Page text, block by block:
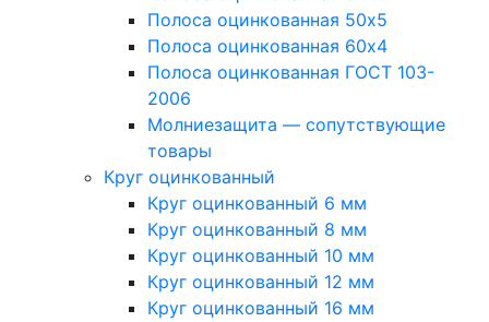
Полоса оцинкованная 50х5
Полоса оцинкованная 60х4
Полоса оцинкованная ГОСТ 103-
2006
Молниезащита — сопутствующие
товары
Круг оцинкованный
Круг оцинкованный 6 мм
Круг оцинкованный 8 мм
Круг оцинкованный 10 мм
Круг оцинкованный 12 мм
Круг оцинкованный 16 мм